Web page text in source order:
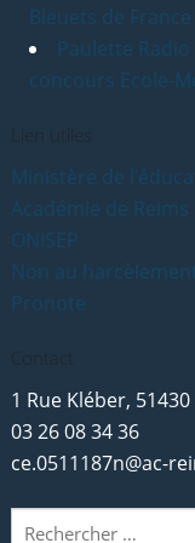
Bleuets de France
Paulette
concours Ecole-
Lien utiles
Ministère de
Académie de Reims
ONISEP
Non au
Pronote
Contact
1 Rue Kléber,
03 26 08 34 36
ce.0511187n@ac-
Rechercher